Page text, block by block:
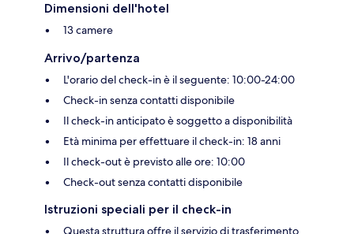
Dimensioni dell'hotel
13 camere
Arrivo/partenza
L'orario del check-in è il seguente: 10:00-24:00
Check-in senza contatti disponibile
Il check-in anticipato è soggetto a disponibilità
Età minima per effettuare il check-in: 18 anni
Il check-out è previsto alle ore: 10:00
Check-out senza contatti disponibile
Istruzioni speciali per il check-in
Questa struttura offre il servizio di trasferimento